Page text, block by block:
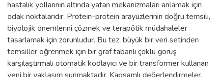
hastalık yollarının altında yatan mekanizmaları anlamak için
odak noktalarıdır. Protein-protein arayüzlerinin doğru temsili,
biyolojik önemlerini çözmek ve terapötik müdahaleler
tasarlamak için zorunludur. Bu tez, büyük bir veri setinden
temsiller öğrenmek için bir graf tabanlı çoklu görüş
karşılaştırmalı otomatik kodlayıcı ve bir transformer kullanan